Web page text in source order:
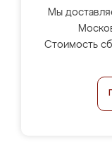
Мы
Стоимость